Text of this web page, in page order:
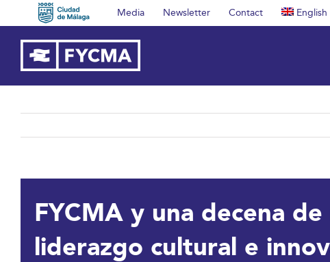
to
content
Media Newsletter Contact English
FYCMA y una decena
liderazgo cultural e